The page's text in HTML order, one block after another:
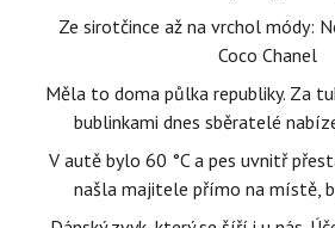
Ze sirotčince až na vrchol módy:
Coco Chanel
Měla to doma půlka republiky. Za
bublinkami dnes sběratelé
V autě bylo 60 °C a pes uvnitř
našla majitele přímo na místě,